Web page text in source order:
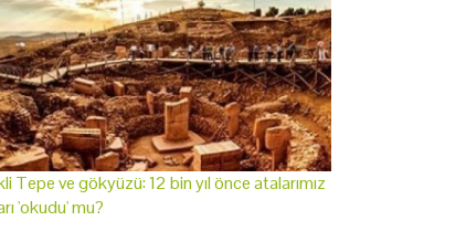
Tepe ve gökyüzü: 12 bin yıl önce atalarımız
'okudu' mu?